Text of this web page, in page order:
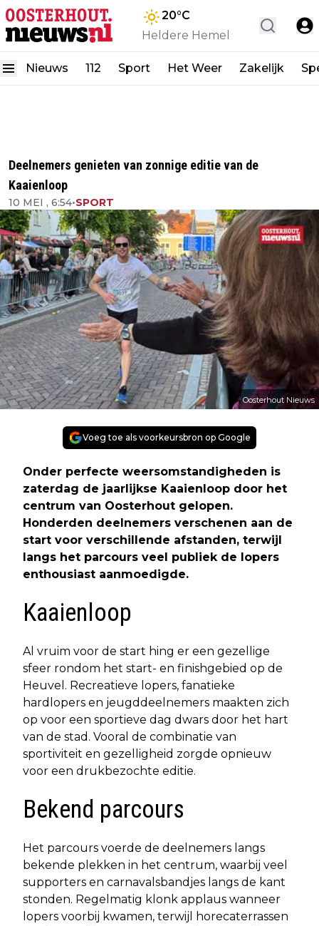
20°C
Heldere Hemel
Nieuws 112 Sport Het Weer Zakelijk
Deelnemers genieten van zonnige editie van de
Kaaienloop
10 MEI , 6:54•SPORT
Oosterhout Nieuws
Voeg toe als voorkeursbron op Google
Onder perfecte weersomstandigheden is
zaterdag de jaarlijkse Kaaienloop door het
centrum van Oosterhout gelopen.
Honderden deelnemers verschenen aan de
start voor verschillende afstanden, terwijl
langs het parcours veel publiek de lopers
enthousiast aanmoedigde.
Kaaienloop
Al vruim voor de start hing er een gezellige
sfeer rondom het start- en finishgebied op de
Heuvel. Recreatieve lopers, fanatieke
hardlopers en jeugddeelnemers maakten zich
op voor een sportieve dag dwars door het hart
van de stad. Vooral de combinatie van
sportiviteit en gezelligheid zorgde opnieuw
voor een drukbezochte editie.
Bekend parcours
Het parcours voerde de deelnemers langs
bekende plekken in het centrum, waarbij veel
supporters en carnavalsbandjes langs de kant
stonden. Regelmatig klonk applaus wanneer
lopers voorbij kwamen, terwijl horecaterrassen